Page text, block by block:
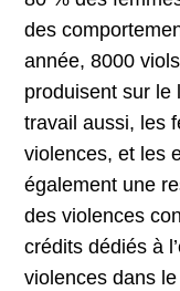
des
année, 8000
produisent sur le
travail aussi, les
violences, et les
également une
des violences
crédits dédiés à
violences dans